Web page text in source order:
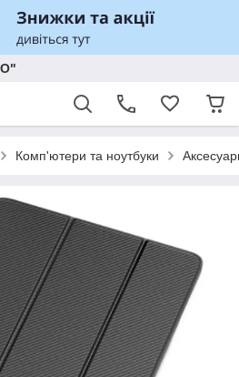
Комп'ютери та ноутбуки